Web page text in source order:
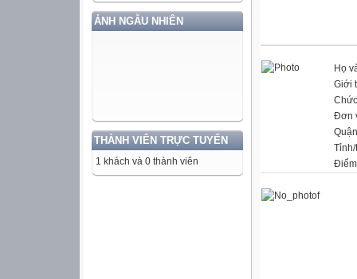
ẢNH NGẪU NHIÊN
THÀNH VIÊN TRỰC TUYẾN
1 khách và 0 thành viên
Họ
Giới
Đơn